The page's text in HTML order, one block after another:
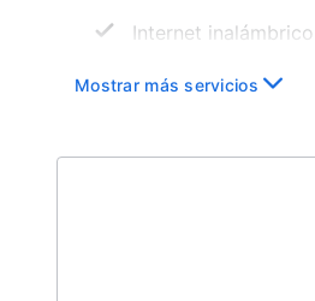
Internet inalámbrico
Personal multilingüe
Mostrar más servicios